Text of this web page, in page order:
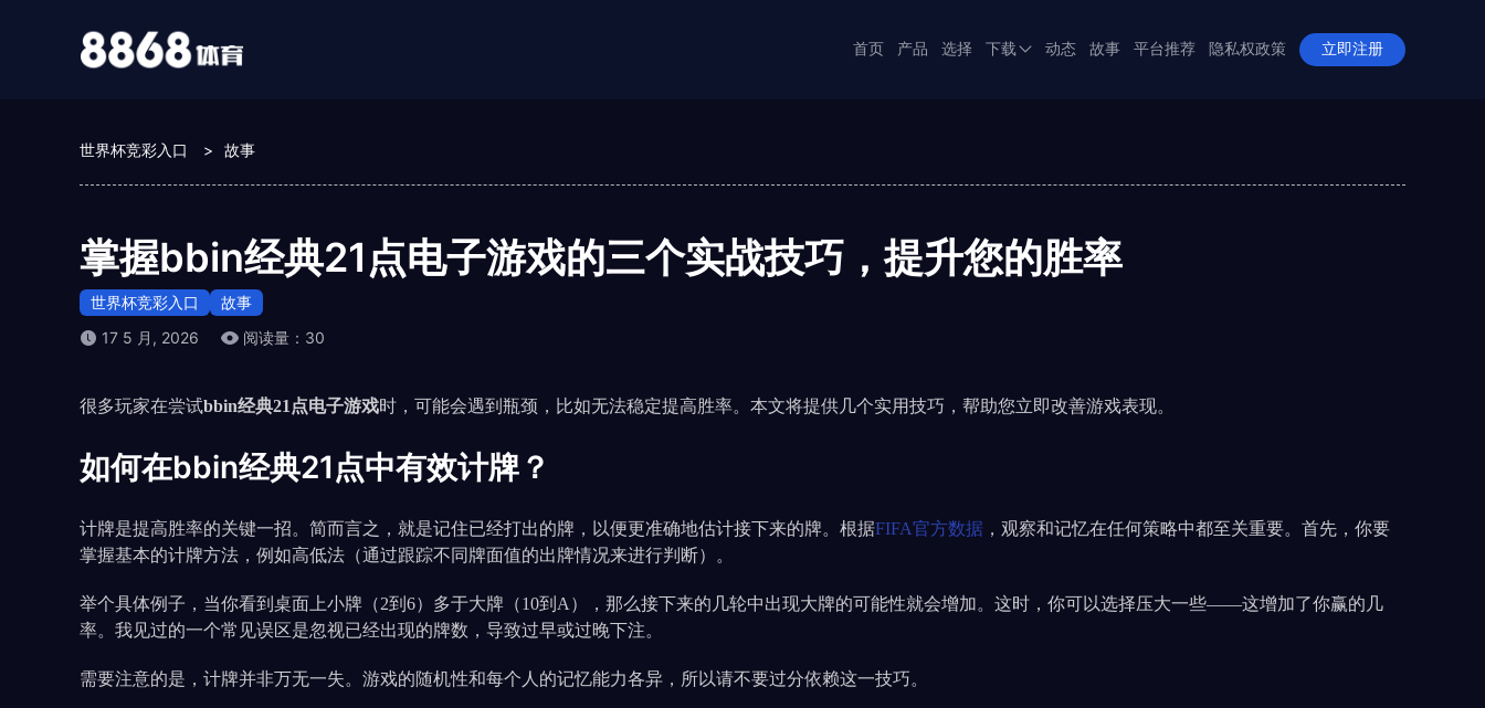
首页 产品 选择 下载 动态 故事 平台推荐 隐私权政策 立即注册
世界杯竞彩入口 > 故事
掌握bbin经典21点电子游戏的三个实战技巧，提升您的胜率
世界杯竞彩入口
故事
17 5 月, 2026
阅读量：30
很多玩家在尝试bbin经典21点电子游戏时，可能会遇到瓶颈，比如无法稳定提高胜率。本文将提供几个实用技巧，帮助您立即改善游戏表现。
如何在bbin经典21点中有效计牌？
计牌是提高胜率的关键一招。简而言之，就是记住已经打出的牌，以便更准确地估计接下来的牌。根据FIFA官方数据 ，观察和记忆在任何策略中都至关重要。首先，你要
掌握基本的计牌方法，例如高低法（通过跟踪不同牌面值的出牌情况来进行判断）。
举个具体例子，当你看到桌面上小牌（2到6）多于大牌（10到A），那么接下来的几轮中出现大牌的可能性就会增加。这时，你可以选择压大一些——这增加了你赢的几
率。我见过的一个常见误区是忽视已经出现的牌数，导致过早或过晚下注。
需要注意的是，计牌并非万无一失。游戏的随机性和每个人的记忆能力各异，所以请不要过分依赖这一技巧。